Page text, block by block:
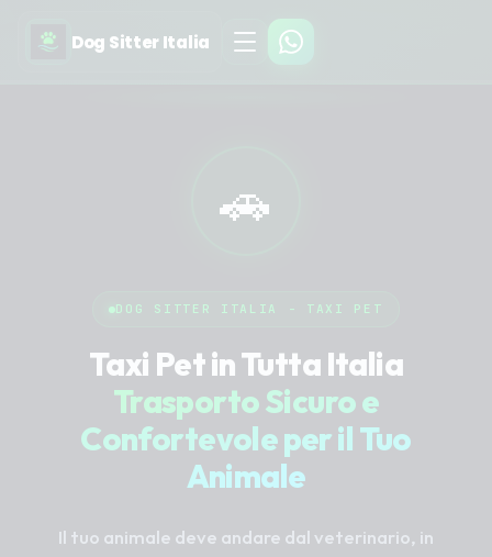
Dog Sitter Italia
🚗
DOG SITTER ITALIA - TAXI PET
Taxi Pet in Tutta Italia
Trasporto Sicuro e
Confortevole per il Tuo
Animale
Il tuo animale deve andare dal veterinario, in